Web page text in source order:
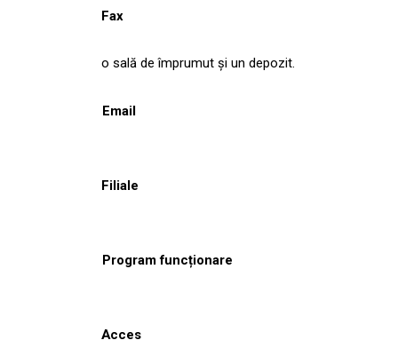
Fax
o sală de împrumut şi un depozit.
Email
Filiale
Program funcționare
Acces